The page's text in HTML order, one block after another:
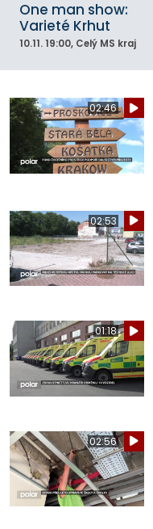
One man show:
Varieté Krhut
10.11. 19:00, Celý MS kraj
02:46
02:53
01:18
02:56